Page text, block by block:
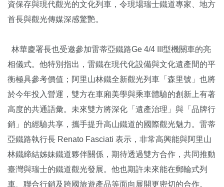
資保存與現代觀光的文化列車，令現場瑞士鐵道專家、地方
首長與觀光傳媒深感驚艷。
林華慶署長也受邀參加雷蒂亞鐵路Ge 4/4 III型機關車的亮
相儀式。他特別指出，雷鐵在現代化設備與文化遺產間的平
衡極具參考價值；阿里山林鐵全新觀光列車「森里號」也將
於今年投入營運，雙方在車廂美學與乘車體驗的創新上有著
高度的共通語彙。未來雙方將深化「遺產治理」與「品牌行
銷」的經驗共享，攜手提升高山鐵道的國際觀光魅力。雷蒂
亞鐵路執行長 Renato Fasciati 表示，非常高興能與阿里山
林鐵締結姊妹鐵道夥伴關係，期待透過雙方合作，共同推動
臺灣與瑞士的鐵道觀光發展。他也期許未來能在郵輪式列
車、聯合行銷及跨國旅遊產品等面向展開更密切的合作。